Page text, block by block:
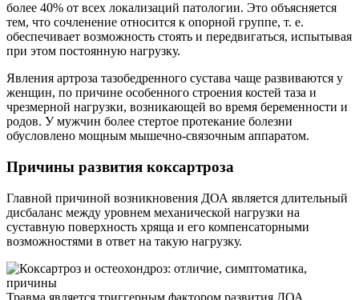
более 40% от всех локализаций патологии. Это объясняется
тем, что сочленение относится к опорной группе, т. е.
обеспечивает возможность стоять и передвигаться, испытывая
при этом постоянную нагрузку.
Явления артроза тазобедренного сустава чаще развиваются у
женщин, по причине особенного строения костей таза и
чрезмерной нагрузки, возникающей во время беременности и
родов. У мужчин более стертое протекание болезни
обусловлено мощным мышечно-связочным аппаратом.
Причины развития коксартроза
Главной причиной возникновения ДОА является длительный
дисбаланс между уровнем механической нагрузки на
суставную поверхность хряща и его компенсаторными
возможностями в ответ на такую нагрузку.
Травма является триггерным фактором развития ДОА